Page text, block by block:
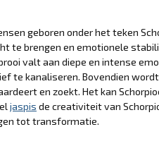
geboren onder het teken
te brengen en emotionele
valt aan diepe en intense
te kanaliseren. Bovendien
en zoekt. Het kan
jaspis de creativiteit van
tot transformatie.